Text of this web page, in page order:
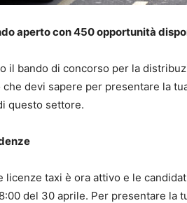
aperto con 450 opportunità
il bando di concorso per la
devi sapere per presentare la
questo settore.
licenze taxi è ora attivo e le
del 30 aprile. Per presentare la